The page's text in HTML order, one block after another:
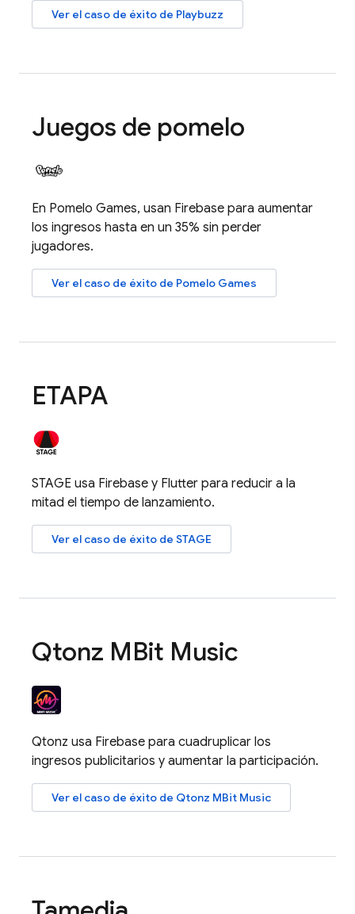
Ver el caso de éxito de Playbuzz
Juegos de pomelo
En Pomelo Games, usan Firebase para aumentar
los ingresos hasta en un 35% sin perder
jugadores.
Ver el caso de éxito de Pomelo Games
ETAPA
STAGE usa Firebase y Flutter para reducir a la
mitad el tiempo de lanzamiento.
Ver el caso de éxito de STAGE
Qtonz MBit Music
Qtonz usa Firebase para cuadruplicar los
ingresos publicitarios y aumentar la participación.
Ver el caso de éxito de Qtonz MBit Music